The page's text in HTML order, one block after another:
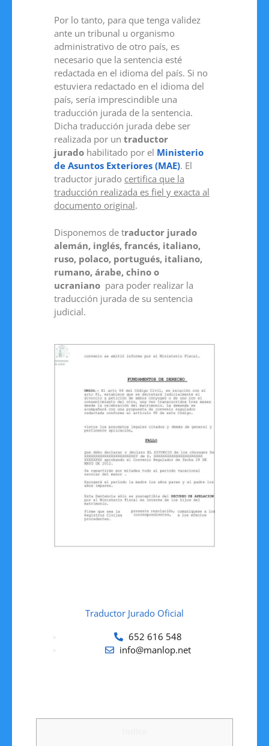
Por lo tanto, para que tenga validez
ante un tribunal u organismo
administrativo de otro país, es
necesario que la sentencia esté
redactada en el idioma del país. Si no
estuviera redactado en el idioma del
país, sería imprescindible una
traducción jurada de la sentencia.
Dicha traducción jurada debe ser
realizada por un traductor
jurado habilitado por el Ministerio
de Asuntos Exteriores (MAE). El
traductor jurado certifica que la
traducción realizada es fiel y exacta al
documento original.
Disponemos de traductor jurado
alemán, inglés, francés, italiano,
ruso, polaco, portugués, italiano,
rumano, árabe, chino o
ucraniano para poder realizar la
traducción jurada de su sentencia
judicial.
Traductor Jurado Oficial
652 616 548
info@manlop.net